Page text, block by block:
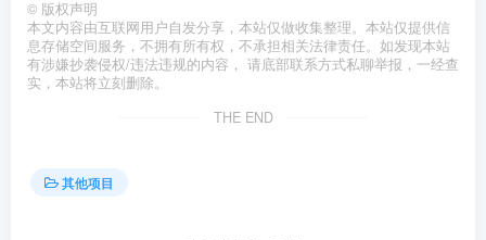
© 版权声明
本文内容由互联网用户自发分享，本站仅做收集整理。本站仅提供信
息存储空间服务，不拥有所有权，不承担相关法律责任。如发现本站
有涉嫌抄袭侵权/违法违规的内容， 请底部联系方式私聊举报，一经查
实，本站将立刻删除。
THE END
其他项目